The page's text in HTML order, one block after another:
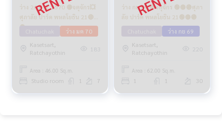
ว่าง 26 ม.ค. 2570 🟡จตุจักร💥
ศุภาลัย ปาร์ค พหลโยธิน 21🔴🟢
🟡
ว่าง มค 70
Kasetsart,
Ratchayothin
183
Area : 46.00 Sq.m.
Studio room 1 7
ว่าง กย 69 🔴จตุจักร 🟢🟡🟣ศุภา
ลัย ปาร์ค พหลโยธิน 21🟢🟡🟣
ว่าง กย 69
Kasetsart,
Ratchayothin
220
Area : 62.00 Sq.m.
1 1 30